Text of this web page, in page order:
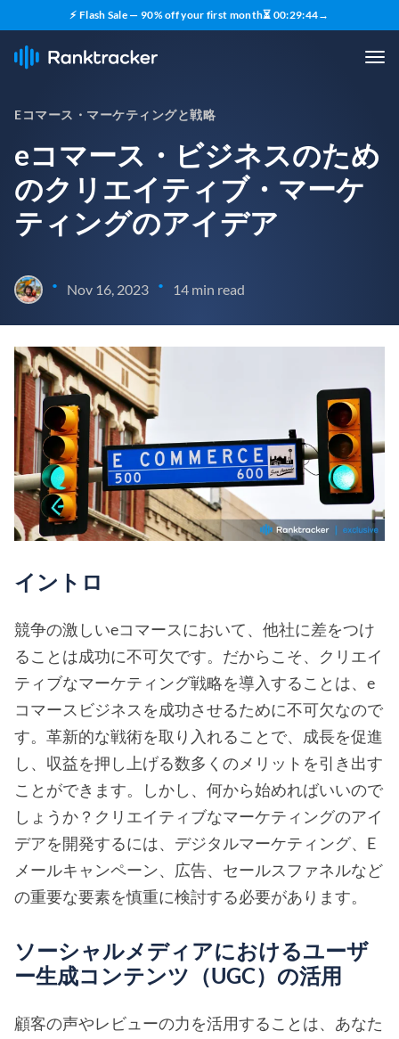
⚡ Flash Sale — 90% off your first month⏳ 00:29:43→
Eコマース・マーケティングと戦略
eコマース・ビジネスのため
のクリエイティブ・マーケ
ティングのアイデア
• Nov 16, 2023 • 14 min read
イントロ
競争の激しいeコマースにおいて、他社に差をつけ
ることは成功に不可欠です。だからこそ、クリエイ
ティブなマーケティング戦略を導入することは、e
コマースビジネスを成功させるために不可欠なので
す。革新的な戦術を取り入れることで、成長を促進
し、収益を押し上げる数多くのメリットを引き出す
ことができます。しかし、何から始めればいいので
しょうか？クリエイティブなマーケティングのアイ
デアを開発するには、デジタルマーケティング、E
メールキャンペーン、広告、セールスファネルなど
の重要な要素を慎重に検討する必要があります。
ソーシャルメディアにおけるユーザ
ー生成コンテンツ（UGC）の活用
顧客の声やレビューの力を活用することは、あなた